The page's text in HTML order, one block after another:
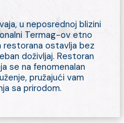
u neposrednoj blizini
Termag-ov etno
restorana ostavlja bez
doživljaj. Restoran
se na fenomenalan
pružajući vam
sa prirodom.